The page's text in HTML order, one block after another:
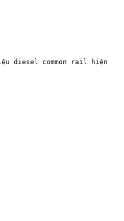
diesel common rail hiện